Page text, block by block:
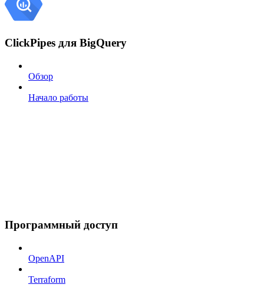
ClickPipes для BigQuery
Обзор
Начало работы
Программный доступ
OpenAPI
Terraform